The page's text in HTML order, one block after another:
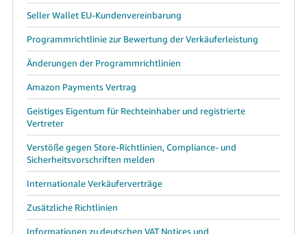
Seller Wallet EU-Kundenvereinbarung
Programmrichtlinie zur Bewertung der Verkäuferleistung
Änderungen der Programmrichtlinien
Amazon Payments Vertrag
Geistiges Eigentum für Rechteinhaber und registrierte
Vertreter
Verstöße gegen Store-Richtlinien, Compliance- und
Sicherheitsvorschriften melden
Internationale Verkäuferverträge
Zusätzliche Richtlinien
Informationen zu deutschen VAT Notices und